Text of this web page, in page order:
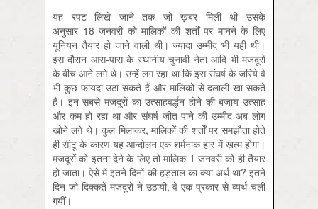
यह रपट लिखे जाने तक जो ख़बर मिली थी उसके
अनुसार 18 जनवरी को मालिकों की शर्तों पर मानने के लिए
यूनियन तैयार हो जाने वाली थी। ज्यादा उम्मीद भी यही थी।
इस दौरान आस-पास के स्थानीय चुनावी नेता आदि भी मजदूरों
के बीच आने लगे थे। उन्हें लग रहा था कि इस संघर्ष के जरिये वे
भी कुछ फायदा उठा सकते हैं और मालिकों से दलाली खा सकते
हैं। इन सबसे मजदूरों का उत्साहवर्द्धन होने की बजाय उत्साह
और कम हो रहा था और संघर्ष जीत पाने की उम्मीद अब लोग
खोने लगे थे। कुल मिलाकर, मालिकों की शर्तों पर समझौता होते
ही सीटू के कारण यह आन्दोलन एक शर्मनाक हार में ख़त्म होगा।
मजदूरों को इतना देने के लिए तो मालिक 1 जनवरी को ही तैयार
हो जाता। ऐसे में इतने दिनों की हड़ताल का क्या अर्थ था? इतने
दिन जो दिक्कतें मजदूरों ने उठायी, वे एक प्रकार से व्यर्थ चली
गयीं।